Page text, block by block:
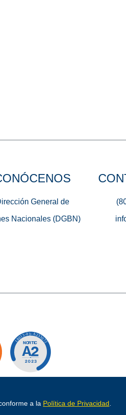
General de
Nacionales (DGBN)
por a la Política de Privacidad